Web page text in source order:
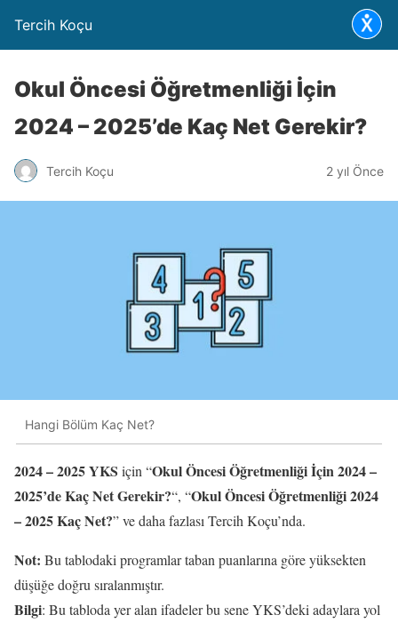
Tercih Koçu
Okul Öncesi Öğretmenliği İçin
2024 – 2025’de Kaç Net Gerekir?
Tercih Koçu 2 yıl Önce
Hangi Bölüm Kaç Net?
2024 – 2025 YKS için “Okul Öncesi Öğretmenliği İçin 2024 –
2025’de Kaç Net Gerekir?“, “Okul Öncesi Öğretmenliği 2024
– 2025 Kaç Net?” ve daha fazlası Tercih Koçu’nda.
Not: Bu tablodaki programlar taban puanlarına göre yüksekten
düşüğe doğru sıralanmıştır.
Bilgi: Bu tabloda yer alan ifadeler bu sene YKS’deki adaylara yol